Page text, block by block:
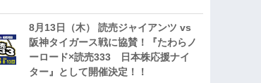
8月13日（木） 読売ジャイアンツ vs
阪神タイガース戦に協賛！『たわらノ
ーロード×読売333 日本株応援ナイ
ター』として開催決定！！